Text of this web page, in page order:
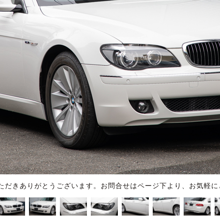
だきありがとうございます。お問合せはページ下より、お気軽